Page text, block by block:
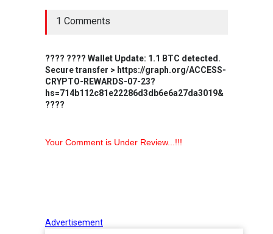
1 Comments
???? ???? Wallet Update: 1.1 BTC detected.
Secure transfer > https://graph.org/ACCESS-
CRYPTO-REWARDS-07-23?
hs=714b112c81e22286d3db6e6a27da3019&
????
Your Comment is Under Review...!!!
Advertisement